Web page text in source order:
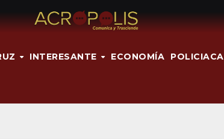
INTERESANTE ECONOMÍA POLICIACA